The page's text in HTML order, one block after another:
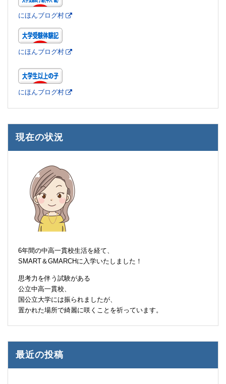
にほんブログ村
にほんブログ村
にほんブログ村
現在の状況
6年間の中高一貫校生活を経て、
SMART＆GMARCHに入学いたしました！
思考力を伴う試験がある
公立中高一貫校、
国公立大学には振られましたが、
置かれた場所で綺麗に咲くことを祈っています。
最近の投稿